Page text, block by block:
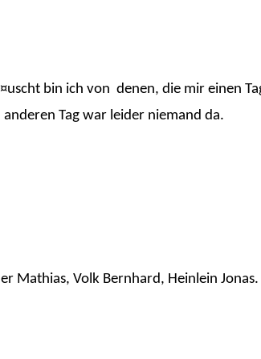
bin ich von denen, die mir einen
Tag war leider niemand da.
Mathias, Volk Bernhard, Heinlein Jonas.